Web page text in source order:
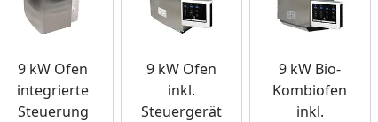
9 kW Ofen
integrierte
Steuerung
9 kW Ofen
inkl.
Steuergerät
9 kW Bio-
Kombiofen
inkl.